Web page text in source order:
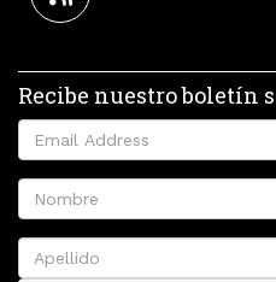
Recibe nuestro boletín